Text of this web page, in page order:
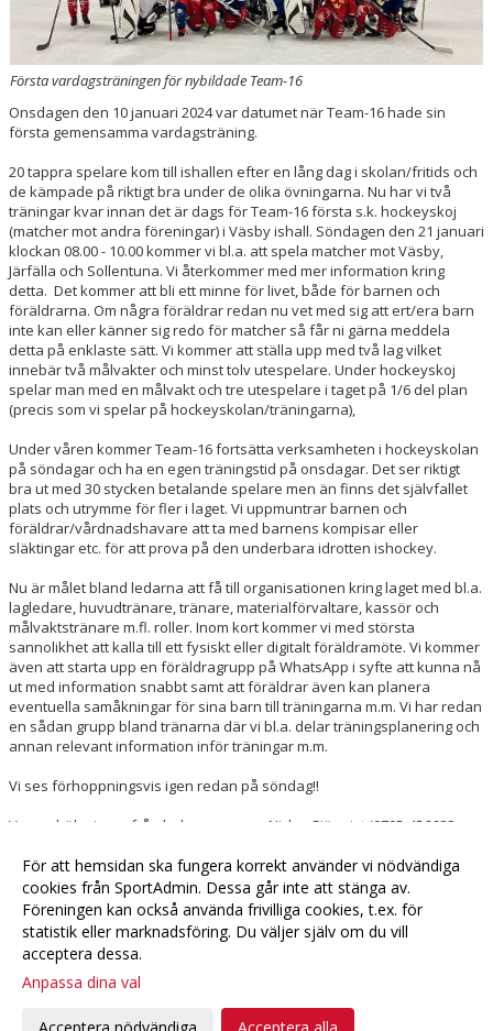
Första vardagsträningen för nybildade Team-16
Onsdagen den 10 januari 2024 var datumet när Team-16 hade sin
första gemensamma vardagsträning.
20 tappra spelare kom till ishallen efter en lång dag i skolan/fritids och
de kämpade på riktigt bra under de olika övningarna. Nu har vi två
träningar kvar innan det är dags för Team-16 första s.k. hockeyskoj
(matcher mot andra föreningar) i Väsby ishall. Söndagen den 21 januari
klockan 08.00 - 10.00 kommer vi bl.a. att spela matcher mot Väsby,
Järfälla och Sollentuna. Vi återkommer med mer information kring
detta. Det kommer att bli ett minne för livet, både för barnen och
föräldrarna. Om några föräldrar redan nu vet med sig att ert/era barn
inte kan eller känner sig redo för matcher så får ni gärna meddela
detta på enklaste sätt. Vi kommer att ställa upp med två lag vilket
innebär två målvakter och minst tolv utespelare. Under hockeyskoj
spelar man med en målvakt och tre utespelare i taget på 1/6 del plan
(precis som vi spelar på hockeyskolan/träningarna),
Under våren kommer Team-16 fortsätta verksamheten i hockeyskolan
på söndagar och ha en egen träningstid på onsdagar. Det ser riktigt
bra ut med 30 stycken betalande spelare men än finns det självfallet
plats och utrymme för fler i laget. Vi uppmuntrar barnen och
föräldrar/vårdnadshavare att ta med barnens kompisar eller
släktingar etc. för att prova på den underbara idrotten ishockey.
Nu är målet bland ledarna att få till organisationen kring laget med bl.a.
lagledare, huvudtränare, tränare, materialförvaltare, kassör och
målvaktstränare m.fl. roller. Inom kort kommer vi med största
sannolikhet att kalla till ett fysiskt eller digitalt föräldramöte. Vi kommer
även att starta upp en föräldragrupp på WhatsApp i syfte att kunna nå
ut med information snabbt samt att föräldrar även kan planera
eventuella samåkningar för sina barn till träningarna m.m. Vi har redan
en sådan grupp bland tränarna där vi bl.a. delar träningsplanering och
annan relevant information inför träningar m.m.
Vi ses förhoppningsvis igen redan på söndag!!
Varma hälsningar från ledarna genom Niclas Sjöquist (0705-456688,
frågor eller funderingar.
Fler nyheter >>
inställningar
Webbversion
För att hemsidan ska fungera korrekt använder vi nödvändiga
cookies från SportAdmin. Dessa går inte att stänga av.
Föreningen kan också använda frivilliga cookies, t.ex. för
statistik eller marknadsföring. Du väljer själv om du vill
acceptera dessa.
Anpassa dina val